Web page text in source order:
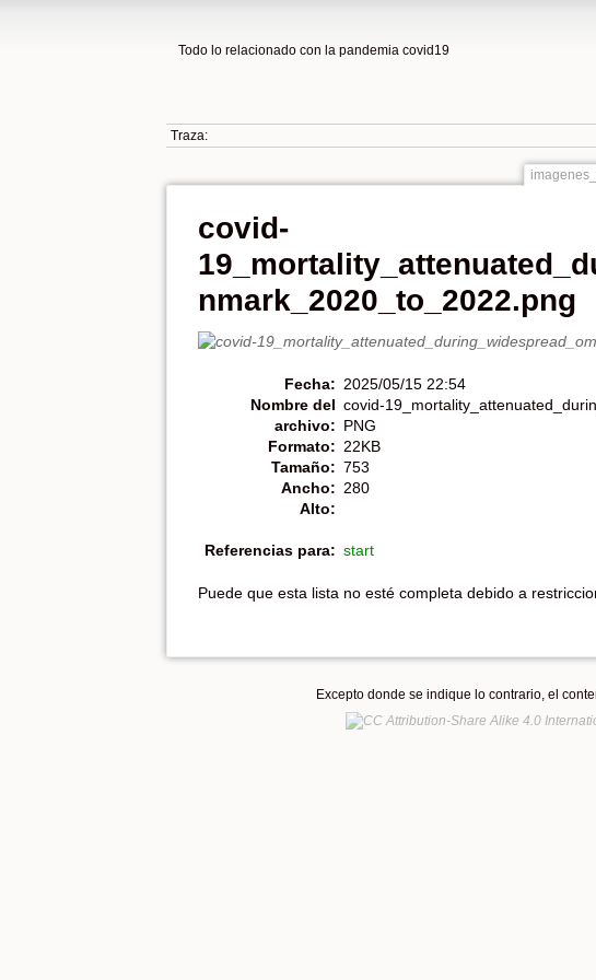
Todo lo relacionado con la pandemia covid19
Traza:
covid-
nmark_2020_to_2022.png
Fecha: 2025/05/15 22:54
Nombre del
archivo:
covid-
Formato:
PNG
Tamaño:
22KB
Ancho:
753
Alto:
280
Referencias para: start
Puede que esta lista no esté completa debido a
Excepto donde se indique lo contrario, el